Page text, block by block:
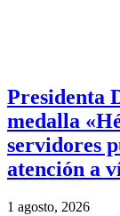
Presidenta
medalla
servidores
atención a
1 agosto, 2026